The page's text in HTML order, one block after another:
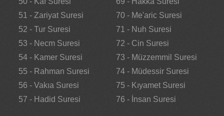
51 - Zariyat Suresi
52 - Tur Suresi
53 - Necm Suresi
54 - Kamer Suresi
55 - Rahman Suresi
56 - Vakıa Suresi
57 - Hadid Suresi
70 - Me'aric Suresi
71 - Nuh Suresi
72 - Cin Suresi
73 - Müzzemmil Suresi
74 - Müdessir Suresi
75 - Kıyamet Suresi
76 - İnsan Suresi